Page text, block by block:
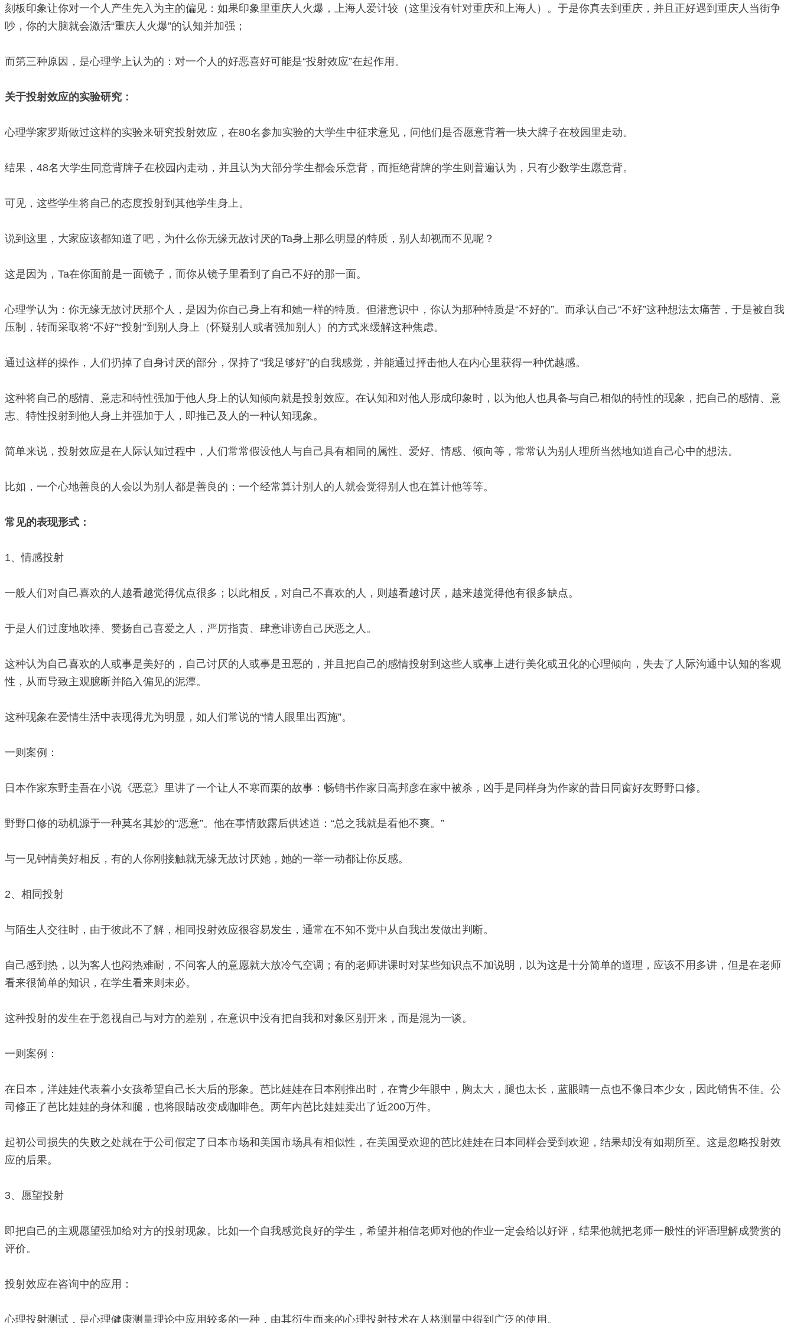
刻板印象让你对一个人产生先入为主的偏见：如果印象里重庆人火爆，上海人爱计较（这里没有针对重庆和上海人）。于是你真去到重庆，并且正好遇到重庆人当街争
吵，你的大脑就会激活“重庆人火爆”的认知并加强；
而第三种原因，是心理学上认为的：对一个人的好恶喜好可能是“投射效应”在起作用。
关于投射效应的实验研究：
心理学家罗斯做过这样的实验来研究投射效应，在80名参加实验的大学生中征求意见，问他们是否愿意背着一块大牌子在校园里走动。
结果，48名大学生同意背牌子在校园内走动，并且认为大部分学生都会乐意背，而拒绝背牌的学生则普遍认为，只有少数学生愿意背。
可见，这些学生将自己的态度投射到其他学生身上。
说到这里，大家应该都知道了吧，为什么你无缘无故讨厌的Ta身上那么明显的特质，别人却视而不见呢？
这是因为，Ta在你面前是一面镜子，而你从镜子里看到了自己不好的那一面。
心理学认为：你无缘无故讨厌那个人，是因为你自己身上有和她一样的特质。但潜意识中，你认为那种特质是“不好的”。而承认自己“不好”这种想法太痛苦，于是被自我
压制，转而采取将“不好”“投射”到别人身上（怀疑别人或者强加别人）的方式来缓解这种焦虑。
通过这样的操作，人们扔掉了自身讨厌的部分，保持了“我足够好”的自我感觉，并能通过抨击他人在内心里获得一种优越感。
这种将自己的感情、意志和特性强加于他人身上的认知倾向就是投射效应。在认知和对他人形成印象时，以为他人也具备与自己相似的特性的现象，把自己的感情、意
志、特性投射到他人身上并强加于人，即推己及人的一种认知现象。
简单来说，投射效应是在人际认知过程中，人们常常假设他人与自己具有相同的属性、爱好、情感、倾向等，常常认为别人理所当然地知道自己心中的想法。
比如，一个心地善良的人会以为别人都是善良的；一个经常算计别人的人就会觉得别人也在算计他等等。
常见的表现形式：
1、情感投射
一般人们对自己喜欢的人越看越觉得优点很多；以此相反，对自己不喜欢的人，则越看越讨厌，越来越觉得他有很多缺点。
于是人们过度地吹捧、赞扬自己喜爱之人，严厉指责、肆意诽谤自己厌恶之人。
这种认为自己喜欢的人或事是美好的，自己讨厌的人或事是丑恶的，并且把自己的感情投射到这些人或事上进行美化或丑化的心理倾向，失去了人际沟通中认知的客观
性，从而导致主观臆断并陷入偏见的泥潭。
这种现象在爱情生活中表现得尤为明显，如人们常说的“情人眼里出西施”。
一则案例：
日本作家东野圭吾在小说《恶意》里讲了一个让人不寒而栗的故事：畅销书作家日高邦彦在家中被杀，凶手是同样身为作家的昔日同窗好友野野口修。
野野口修的动机源于一种莫名其妙的“恶意”。他在事情败露后供述道：“总之我就是看他不爽。”
与一见钟情美好相反，有的人你刚接触就无缘无故讨厌她，她的一举一动都让你反感。
2、相同投射
与陌生人交往时，由于彼此不了解，相同投射效应很容易发生，通常在不知不觉中从自我出发做出判断。
自己感到热，以为客人也闷热难耐，不问客人的意愿就大放冷气空调；有的老师讲课时对某些知识点不加说明，以为这是十分简单的道理，应该不用多讲，但是在老师
看来很简单的知识，在学生看来则未必。
这种投射的发生在于忽视自己与对方的差别，在意识中没有把自我和对象区别开来，而是混为一谈。
一则案例：
在日本，洋娃娃代表着小女孩希望自己长大后的形象。芭比娃娃在日本刚推出时，在青少年眼中，胸太大，腿也太长，蓝眼睛一点也不像日本少女，因此销售不佳。公
司修正了芭比娃娃的身体和腿，也将眼睛改变成咖啡色。两年内芭比娃娃卖出了近200万件。
起初公司损失的失败之处就在于公司假定了日本市场和美国市场具有相似性，在美国受欢迎的芭比娃娃在日本同样会受到欢迎，结果却没有如期所至。这是忽略投射效
应的后果。
3、愿望投射
即把自己的主观愿望强加给对方的投射现象。比如一个自我感觉良好的学生，希望并相信老师对他的作业一定会给以好评，结果他就把老师一般性的评语理解成赞赏的
评价。
投射效应在咨询中的应用：
心理投射测试，是心理健康测量理论中应用较多的一种，由其衍生而来的心理投射技术在人格测量中得到广泛的使用。